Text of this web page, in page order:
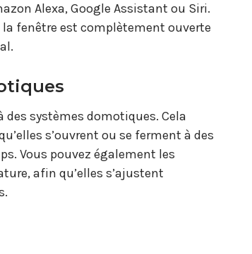
Alexa, Google Assistant ou Siri.
fenêtre est complètement ouverte
des systèmes domotiques. Cela
s’ouvrent ou se ferment à des
Vous pouvez également les
afin qu’elles s’ajustent